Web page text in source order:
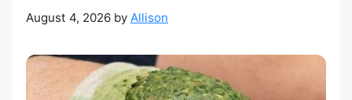
August 4, 2026 by Allison